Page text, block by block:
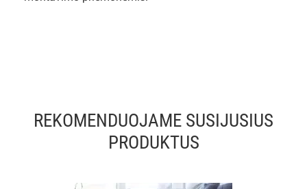
REKOMENDUOJAME SUSIJUSIUS
PRODUKTUS